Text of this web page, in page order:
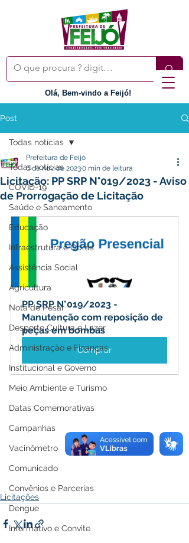
Olá, Bem-vindo a Feijó!
Post
Todas notícias
COVID-19
Saúde e Saneamento
Educação
Infraestrutura e Obras
Assistência Social
Agricultura
Nota de Pesar
Desporto Cultura e Lazer
Administração e Finanças
Institucional e Governo
Meio Ambiente e Turismo
Datas Comemorativas
Campanhas
Vacinômetro
Comunicado
Convênios e Parcerias
Dengue
Informativo e Convite
Todas notícias
Licitação: PP SRP N°019/2023 - Aviso
de Prorrogação de Licitação
Prefeitura de Feijó
6 de nov. de 20230 min de leitura
PP SRP N°019/2023 -
Manutenção com reposição de
peças em bombas
Comprar
Licitações